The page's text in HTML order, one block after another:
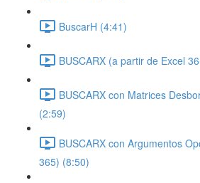
BuscarH (4:41)
BUSCARX (a partir de Excel
BUSCARX con Matrices
(2:59)
BUSCARX con Argumentos
365) (8:50)